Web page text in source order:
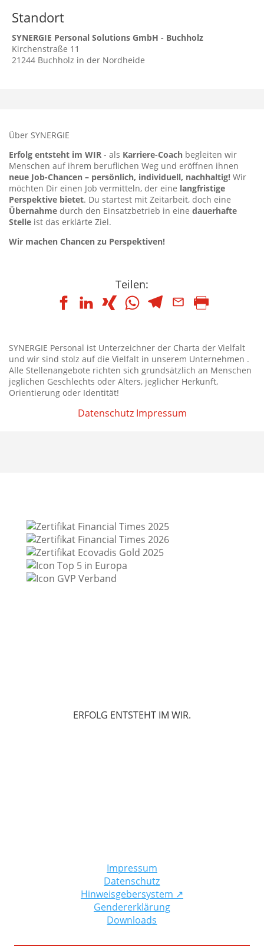
Standort
SYNERGIE Personal Solutions GmbH - Buchholz
Kirchenstraße 11
21244 Buchholz in der Nordheide
Über SYNERGIE
Erfolg entsteht im WIR - als Karriere-Coach begleiten wir
Menschen auf ihrem beruflichen Weg und eröffnen ihnen
neue Job-Chancen – persönlich, individuell, nachhaltig! Wir
möchten Dir einen Job vermitteln, der eine langfristige
Perspektive bietet. Du startest mit Zeitarbeit, doch eine
Übernahme durch den Einsatzbetrieb in eine dauerhafte
Stelle ist das erklärte Ziel.
Wir machen Chancen zu Perspektiven!
Teilen:
SYNERGIE Personal ist Unterzeichner der Charta der Vielfalt
und wir sind stolz auf die Vielfalt in unserem Unternehmen .
Alle Stellenangebote richten sich grundsätzlich an Menschen
jeglichen Geschlechts oder Alters, jeglicher Herkunft,
Orientierung oder Identität!
Datenschutz Impressum
ERFOLG ENTSTEHT IM WIR.
Impressum
Datenschutz
Hinweisgebersystem ↗
Gendererklärung
Downloads